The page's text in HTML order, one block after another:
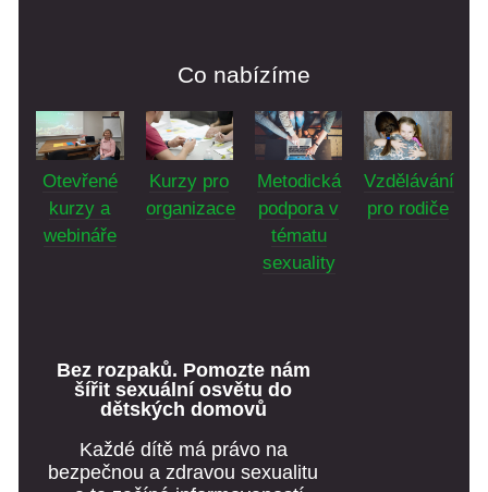
Co nabízíme
Otevřené
kurzy a
webináře
Kurzy pro
organizace
Metodická
podpora v
tématu
sexuality
Vzdělávání
pro rodiče